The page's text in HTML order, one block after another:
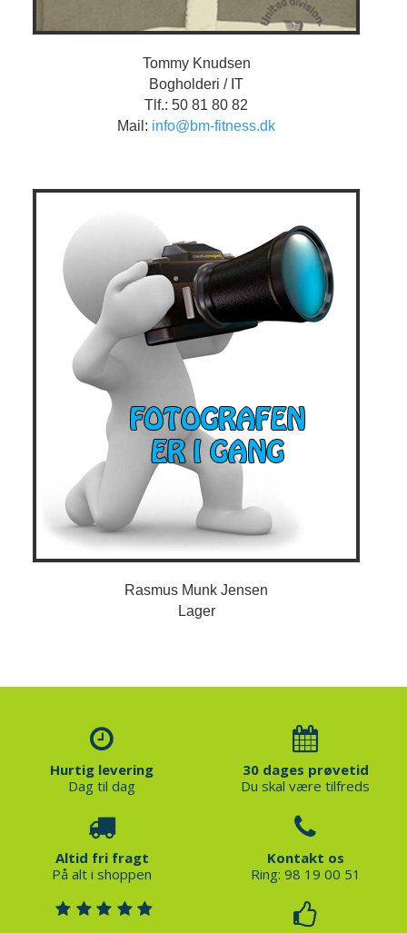
Tommy Knudsen
Bogholderi / IT
Tlf.: 50 81 80 82
Mail: info@bm-fitness.dk
Rasmus Munk Jensen
Lager
Hurtig levering
Dag til dag
30 dages prøvetid
Du skal være tilfreds
Altid fri fragt
På alt i shoppen
Kontakt os
Ring: 98 19 00 51